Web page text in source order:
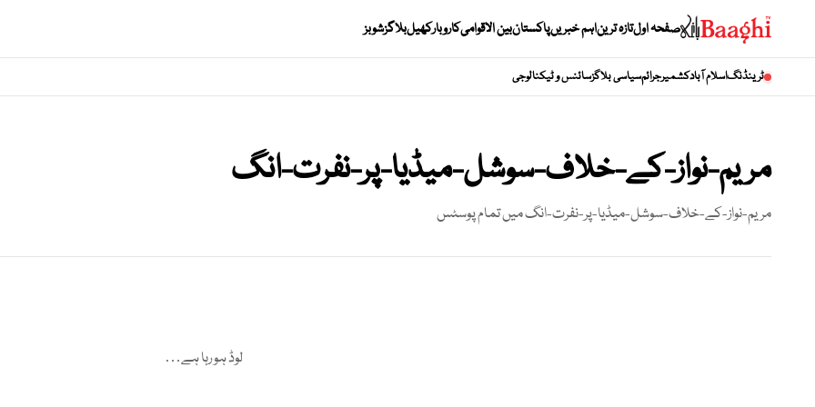
صفحہ اولتازہ تریناہم خبریںپاکستانبین الاقوامیکاروبارکھیلبلاگزشوبز
ٹرینڈنگاسلام آبادکشمیرجرائمسیاسی بلاگزسائنس و ٹیکنالوجی
مریم-نواز-کے-خلاف-سوشل-میڈیا-پر-نفرت-انگ
مریم-نواز-کے-خلاف-سوشل-میڈیا-پر-نفرت-انگمیں تمام پوسٹس
لوڈ ہو رہا ہے…